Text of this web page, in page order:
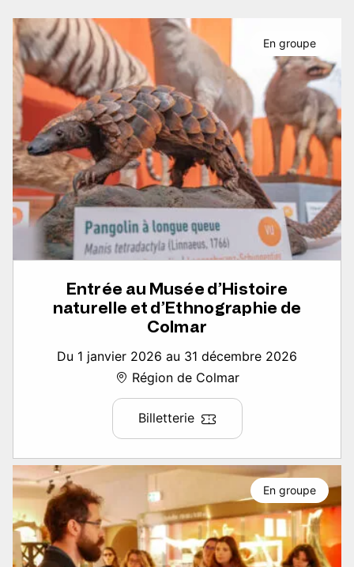
Entrée au Musée d’Histoire
naturelle et d’Ethnographie de
Colmar
Du 1 janvier 2026 au 31 décembre 2026
Région de Colmar
Billetterie
En groupe
En groupe